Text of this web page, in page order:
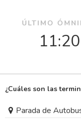
ÚLTIMO
11:20
¿Cuáles son las
Parada de